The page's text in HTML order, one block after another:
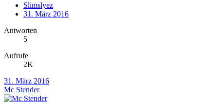
Slimslyez
31. März 2016
Antworten
5
Aufrufe
2K
31. März 2016
Mc Stender